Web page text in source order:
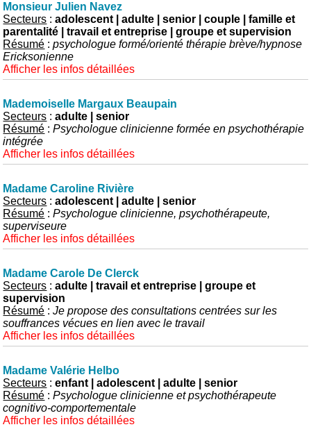
Monsieur Julien Navez
Secteurs :adolescent | adulte | senior | couple | famille et
parentalité | travail et entreprise | groupe et supervision
Résumé :psychologue formé/orienté thérapie brève/hypnose
Ericksonienne
Afficher les infos détaillées
Mademoiselle Margaux Beaupain
Secteurs :adulte | senior
Résumé :Psychologue clinicienne formée en psychothérapie
intégrée
Afficher les infos détaillées
Madame Caroline Rivière
Secteurs :adolescent | adulte | senior
Résumé :Psychologue clinicienne, psychothérapeute,
superviseure
Afficher les infos détaillées
Madame Carole De Clerck
Secteurs :adulte | travail et entreprise | groupe et
supervision
Résumé :Je propose des consultations centrées sur les
souffrances vécues en lien avec le travail
Afficher les infos détaillées
Madame Valérie Helbo
Secteurs :enfant | adolescent | adulte | senior
Résumé :Psychologue clinicienne et psychothérapeute
cognitivo-comportementale
Afficher les infos détaillées